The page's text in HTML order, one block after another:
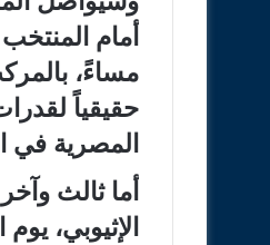
مساءً،
حقيقياً
المصرية في
أما ثالث